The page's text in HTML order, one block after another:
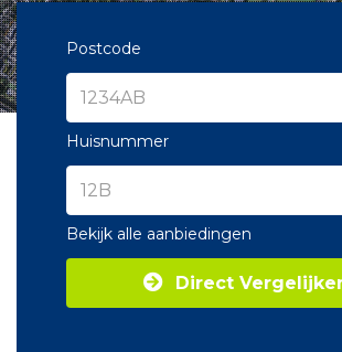
Postcode
Huisnummer
Bekijk alle aanbiedingen
Direct